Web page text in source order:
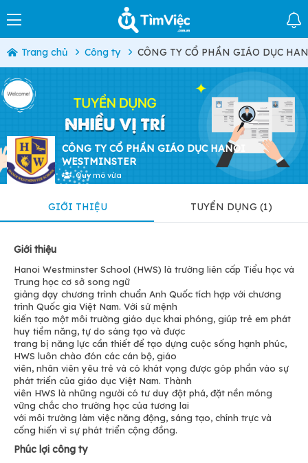
Trang chủ Công ty CÔNG TY CỔ PHẦN GIÁO DỤC
CÔNG TY CỔ PHẦN GIÁO DỤC HANOI
WESTMINSTER
Quy mô vừa
GIỚI THIỆU TUYỂN DỤNG (1)
Giới thiệu
Hanoi Westminster School (HWS) là trường liên cấp Tiểu học và
Trung học cơ sở song ngữ
giảng dạy chương trình chuẩn Anh Quốc tích hợp với chương
trình Quốc gia Việt Nam. Với sứ mệnh
kiến tạo một môi trường giáo dục khai phóng, giúp trẻ em phát
huy tiềm năng, tự do sáng tạo và được
trang bị năng lực cần thiết để tạo dựng cuộc sống hạnh phúc,
HWS luôn chào đón các cán bộ, giáo
viên, nhân viên yêu trẻ và có khát vọng được góp phần vào sự
phát triển của giáo dục Việt Nam. Thành
viên HWS là những người có tư duy đột phá, đặt nền móng
vững chắc cho trường học của tương lai
với môi trường làm việc năng động, sáng tạo, chính trực và
cống hiến vì sự phát triển cộng đồng.
Phúc lợi công ty